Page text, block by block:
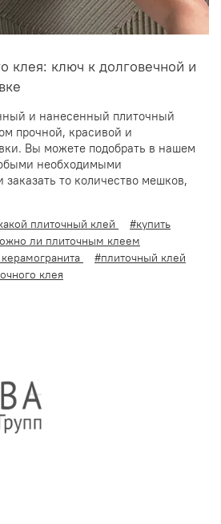
клея: ключ к долговечной и
и нанесенный плиточный
прочной, красивой и
Вы можете подобрать в нашем
необходимыми
заказать то количество мешков,
плиточный клей
#купить
ли плиточным клеем
#плиточный клей
клея